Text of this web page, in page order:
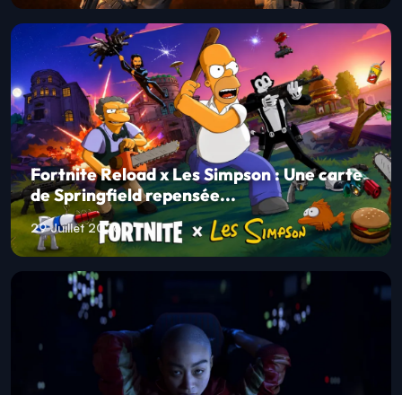
Fortnite Reload x Les Simpson : Une carte
de Springfield repensée...
29 Juillet 2026